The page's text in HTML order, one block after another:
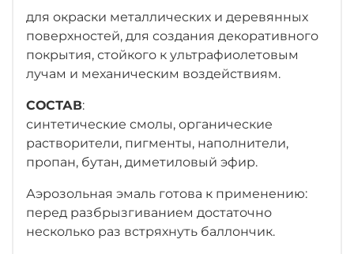
для окраски металлических и деревянных
поверхностей, для создания декоративного
покрытия, стойкого к ультрафиолетовым
лучам и механическим воздействиям.
СОСТАВ:
синтетические смолы, органические
растворители, пигменты, наполнители,
пропан, бутан, диметиловый эфир.
Аэрозольная эмаль готова к применению:
перед разбрызгиванием достаточно
несколько раз встряхнуть баллончик.